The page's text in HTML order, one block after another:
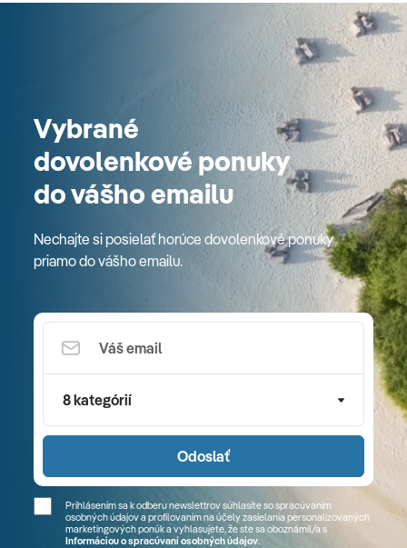
Vybrané
dovolenkové ponuky
do vášho emailu
Nechajte si posielať horúce dovolenkové ponuky
priamo do vášho emailu.
8 kategórií
Odoslať
Prihlásením sa k odberu newslettrov súhlasíte so spracúvaním
osobných údajov a profilovaním na účely zasielania personalizovaných
marketingových ponúk a vyhlasujete, že ste sa oboznámil/a s
Informáciou o spracúvaní osobných údajov.